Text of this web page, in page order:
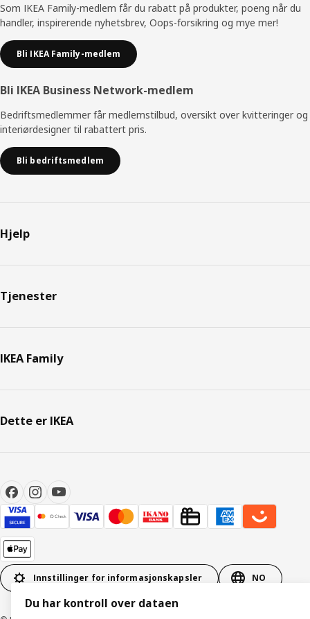
Som IKEA Family-medlem får du rabatt på produkter, poeng når du
handler, inspirerende nyhetsbrev, Oops-forsikring og mye mer!
Bli IKEA Family-medlem
Bli IKEA Business Network-medlem
Bedriftsmedlemmer får medlemstilbud, oversikt over kvitteringer og
interiørdesigner til rabattert pris.
Bli bedriftsmedlem
Hjelp
Tjenester
IKEA Family
Dette er IKEA
Innstillinger for informasjonskapsler NO
Du har kontroll over dataen